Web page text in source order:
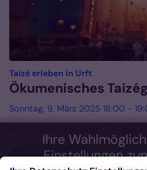
Ihre
Einstellungen
Taizé erleben in Urft:
Ökumenisches
Sonntag, 9. März 2025 18:00 -
mehr lesen